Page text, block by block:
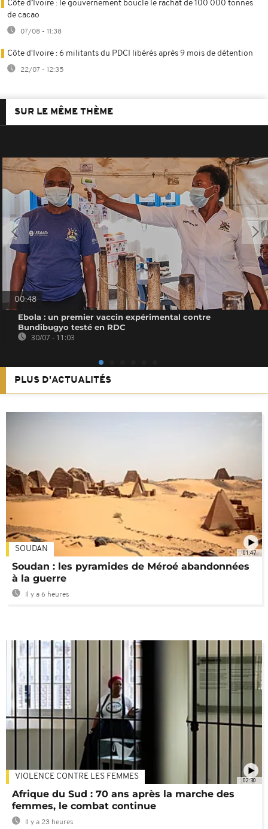
Côte d’Ivoire : le gouvernement boucle le rachat de 100 000 tonnes
de cacao
07/08 - 11:38
Côte d'Ivoire : 6 militants du PDCI libérés après 9 mois de détention
22/07 - 12:35
SUR LE MÊME THÈME
00:48
Ebola : un premier vaccin expérimental contre
Bundibugyo testé en RDC
30/07 - 11:03
PLUS D'ACTUALITÉS
01:47
SOUDAN
Soudan : les pyramides de Méroé abandonnées
à la guerre
Il y a 6 heures
02:30
VIOLENCE CONTRE LES FEMMES
Afrique du Sud : 70 ans après la marche des
femmes, le combat continue
Il y a 23 heures